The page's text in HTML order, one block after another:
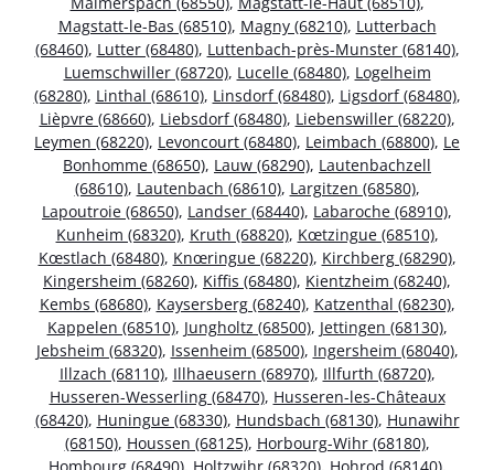
Magstatt-le-Bas (68510), Magny (68210), Lutterbach
(68460), Lutter (68480), Luttenbach-près-Munster (68140),
Luemschwiller (68720), Lucelle (68480), Logelheim
(68280), Linthal (68610), Linsdorf (68480), Ligsdorf (68480),
Lièpvre (68660), Liebsdorf (68480), Liebenswiller (68220),
Leymen (68220), Levoncourt (68480), Leimbach (68800), Le
Bonhomme (68650), Lauw (68290), Lautenbachzell
(68610), Lautenbach (68610), Largitzen (68580),
Lapoutroie (68650), Landser (68440), Labaroche (68910),
Kunheim (68320), Kruth (68820), Kœtzingue (68510),
Kœstlach (68480), Knœringue (68220), Kirchberg (68290),
Kingersheim (68260), Kiffis (68480), Kientzheim (68240),
Kembs (68680), Kaysersberg (68240), Katzenthal (68230),
Kappelen (68510), Jungholtz (68500), Jettingen (68130),
Jebsheim (68320), Issenheim (68500), Ingersheim (68040),
Illzach (68110), Illhaeusern (68970), Illfurth (68720),
Husseren-Wesserling (68470), Husseren-les-Châteaux
(68420), Huningue (68330), Hundsbach (68130), Hunawihr
(68150), Houssen (68125), Horbourg-Wihr (68180),